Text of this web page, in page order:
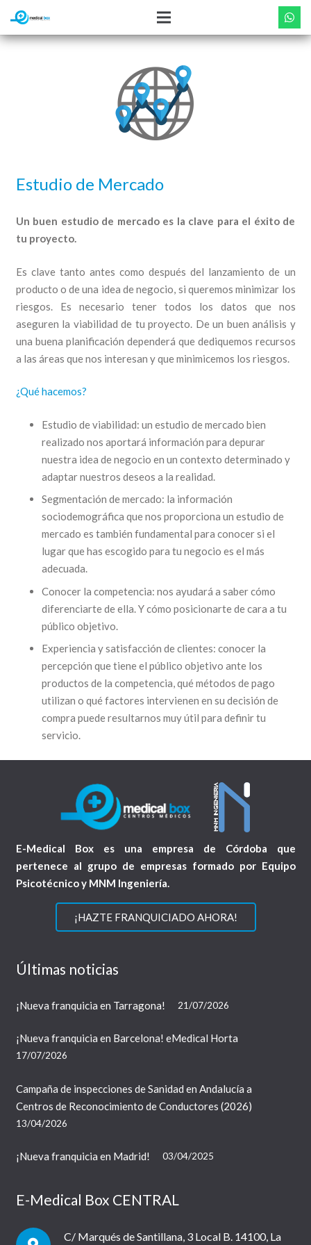
Estudio de Mercado
Un buen estudio de mercado es la clave para el éxito de
tu proyecto.
Es clave tanto antes como después del lanzamiento de un
producto o de una idea de negocio, si queremos minimizar los
riesgos. Es necesario tener todos los datos que nos
aseguren la viabilidad de tu proyecto. De un buen análisis y
una buena planificación dependerá que dediquemos recursos
a las áreas que nos interesan y que minimicemos los riesgos.
¿Qué hacemos?
Estudio de viabilidad: un estudio de mercado bien
realizado nos aportará información para depurar
nuestra idea de negocio en un contexto determinado y
adaptar nuestros deseos a la realidad.
Segmentación de mercado: la información
sociodemográfica que nos proporciona un estudio de
mercado es también fundamental para conocer si el
lugar que has escogido para tu negocio es el más
adecuada.
Conocer la competencia: nos ayudará a saber cómo
diferenciarte de ella. Y cómo posicionarte de cara a tu
público objetivo.
Experiencia y satisfacción de clientes: conocer la
percepción que tiene el público objetivo ante los
productos de la competencia, qué métodos de pago
utilizan o qué factores intervienen en su decisión de
compra puede resultarnos muy útil para definir tu
servicio.
E-Medical Box es una empresa de Córdoba que
pertenece al grupo de empresas formado por Equipo
Psicotécnico y MNM Ingeniería.
¡HAZTE FRANQUICIADO AHORA!
Últimas noticias
¡Nueva franquicia en Tarragona! 21/07/2026
¡Nueva franquicia en Barcelona! eMedical Horta
17/07/2026
Campaña de inspecciones de Sanidad en Andalucía a
Centros de Reconocimiento de Conductores (2026)
13/04/2026
¡Nueva franquicia en Madrid! 03/04/2025
E-Medical Box CENTRAL
C/ Marqués de Santillana, 3 Local B. 14100, La